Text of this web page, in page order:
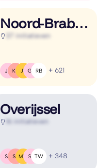
Noord-Brabant
37 initiatieven
JB KB JV GV RB + 621
Overijssel
16 initiatieven
SS SS MWSB TW + 348